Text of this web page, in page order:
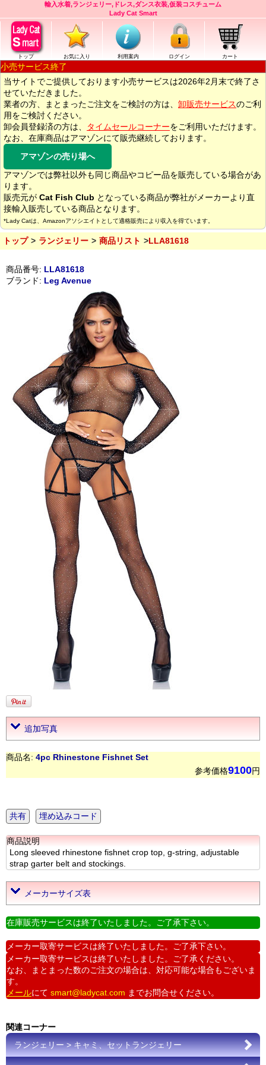
輸入水着,ランジェリー,ドレス,ダンス衣装,仮装コスチューム
Lady Cat Smart
トップ お気に入り 利用案内 ログイン カート
小売サービス終了
当サイトでご提供しております小売サービスは2026年2月末で終了さ
せていただきました。
業者の方、まとまったご注文をご検討の方は、 卸販売サービスのご利
用をご検討ください。
卸会員登録済の方は、
タイムセールコーナーをご利用いただけます。
なお、在庫商品はアマゾンにて販売継続しております。
アマゾンの売り場へ
アマゾンでは弊社以外も同じ商品やコピー品を販売している場合があ
ります。
販売元が Cat Fish Club となっている商品が弊社がメーカーより直
接輸入販売している商品となります。
*Lady Catは、Amazonアソシエイトとして適格販売により収入を得ています。
トップ ランジェリー 商品リスト LLA81618
商品番号: LLA81618
ブランド: Leg Avenue
追加写真
商品名: 4pc Rhinestone Fishnet Set
参考価格9100円
共有 埋め込みコード
商品説明
Long sleeved rhinestone fishnet crop top, g-string, adjustable
strap garter belt and stockings.
メーカーサイズ表
在庫販売サービスは終了いたしました。ご了承下さい。
メーカー取寄サービスは終了いたしました。ご了承下さい。
メーカー取寄サービスは終了いたしました。ご了承ください。
なお、まとまった数のご注文の場合は、対応可能な場合もございま
す。
メールにて smart@ladycat.com までお問合せください。
関連コーナー
ランジェリー > キャミ、セットランジェリー